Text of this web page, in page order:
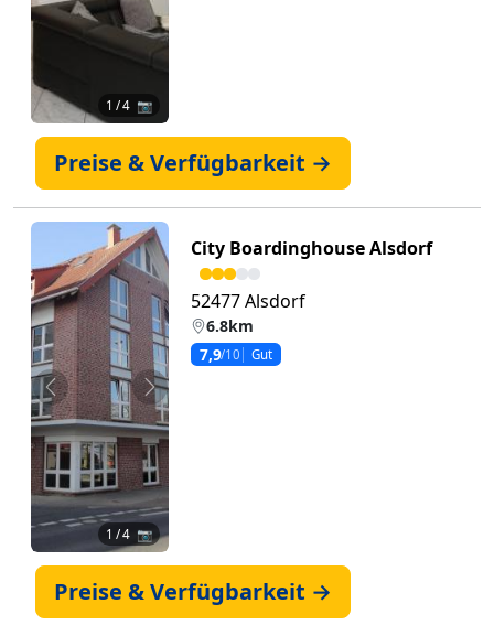
1 / 4 📷
Preise & Verfügbarkeit →
Zurück Weiter
1 / 4 📷
City Boardinghouse Alsdorf
52477 Alsdorf
6.8km
7,9/10 Gut
Preise & Verfügbarkeit →